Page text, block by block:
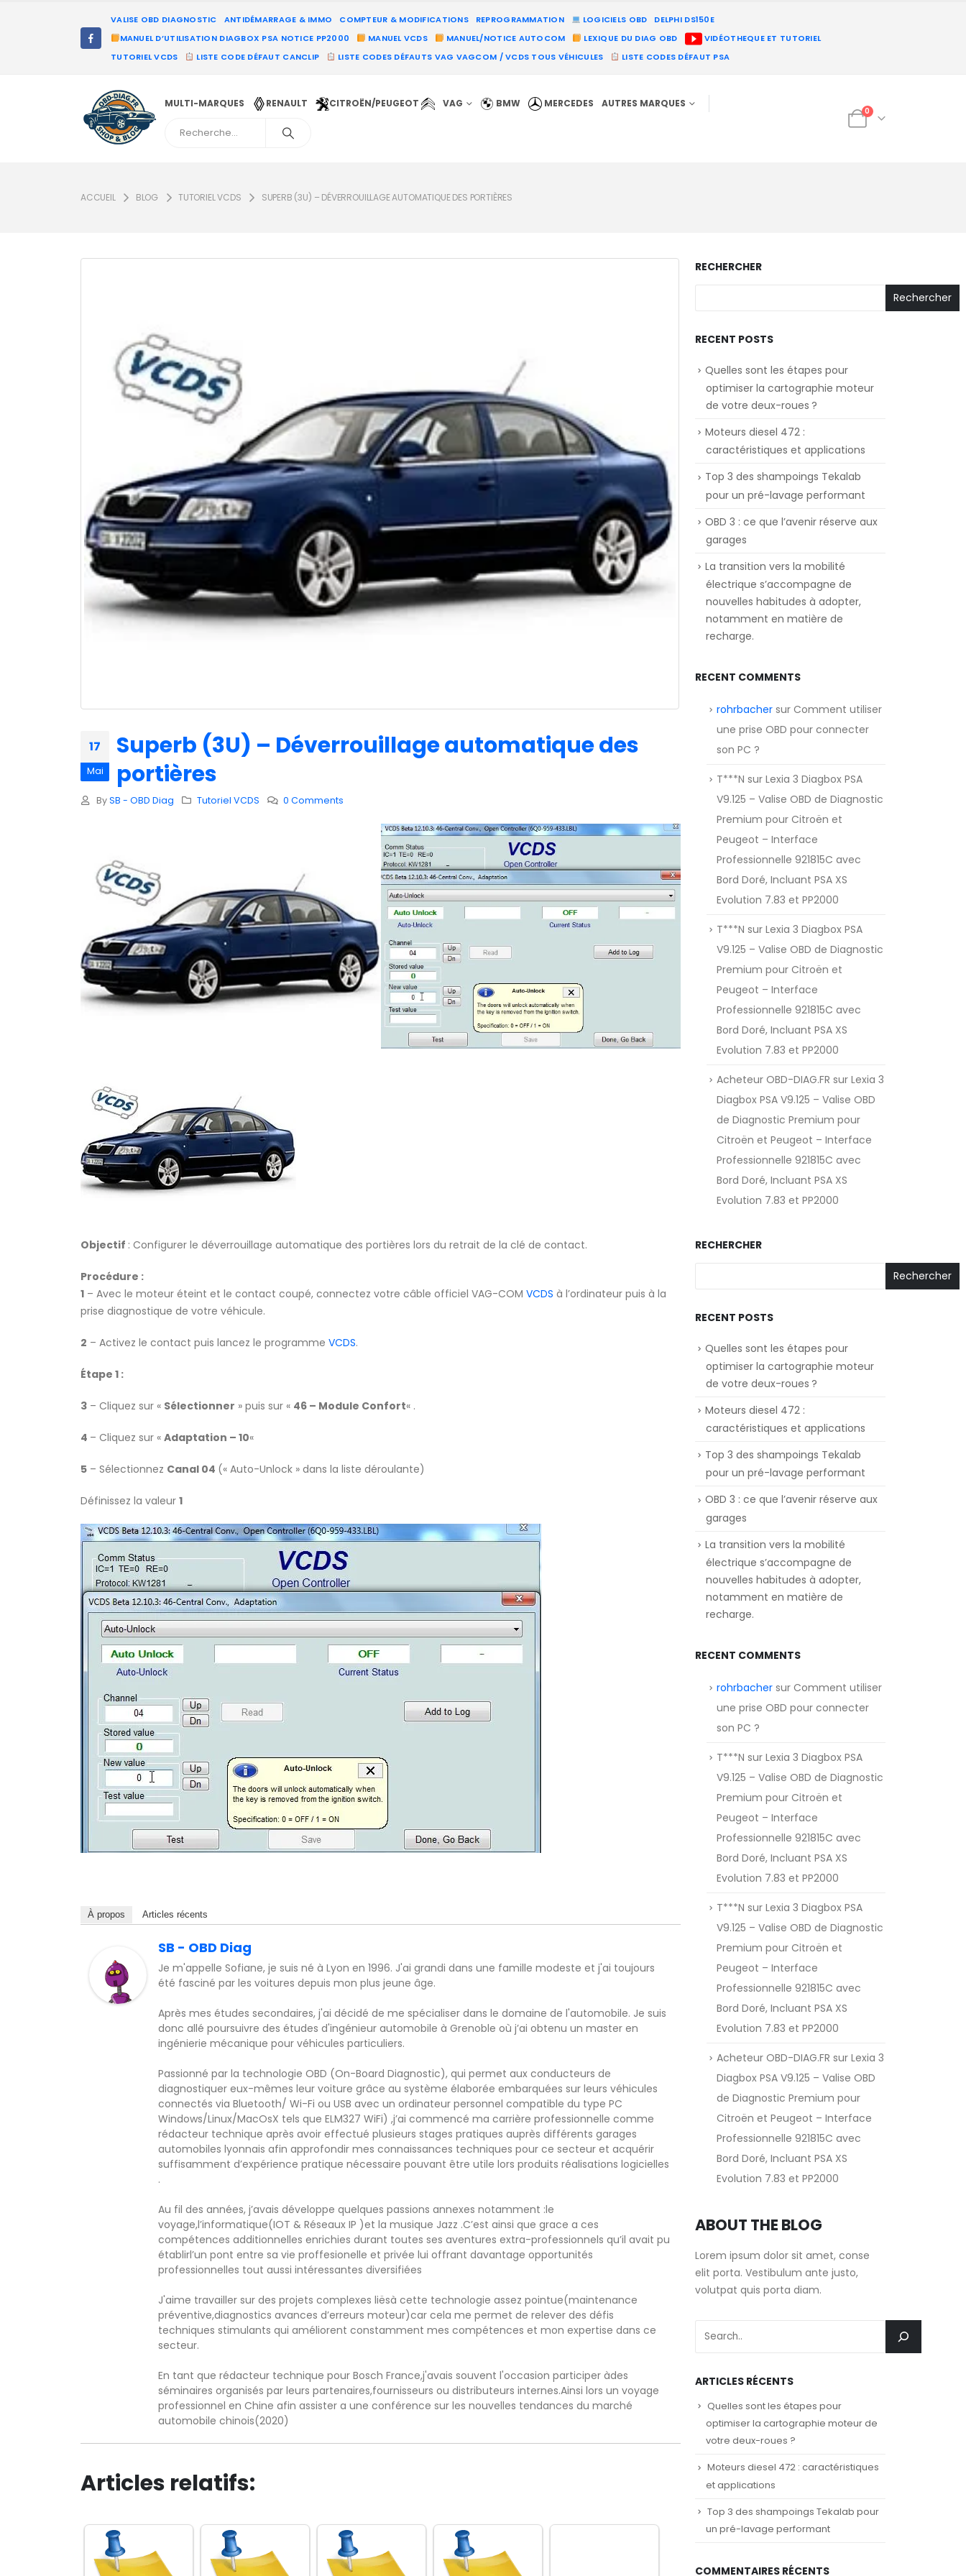
VALISE OBD DIAGNOSTIC ANTIDÉMARRAGE & IMMO COMPTEUR & MODIFICATIONS REPROGRAMMATION LOGICIELS OBD
DELPHI DS150E
MANUEL D’UTILISATION DIAGBOX PSA NOTICE PP2000
MANUEL VCDS MANUEL/NOTICE AUTOCOM LEXIQUE DU DIAG OBD
VIDÉOTHEQUE ET TUTORIEL
TUTORIEL VCDS
LISTE CODE DÉFAUT CANCLIP LISTE CODES DÉFAUTS VAG VAGCOM / VCDS TOUS VÉHICULES LISTE CODES DÉFAUT PSA
MULTI-MARQUES RENAULT CITROËN/PEUGEOT VAG BMW MERCEDES AUTRES MARQUES
0
ACCUEIL BLOG TUTORIEL VCDS SUPERB (3U) – DÉVERROUILLAGE AUTOMATIQUE DES PORTIÈRES
17
Mai
Superb (3U) – Déverrouillage automatique des
portières
By SB - OBD Diag Tutoriel VCDS 0 Comments
Objectif : Configurer le déverrouillage automatique des portières lors du retrait de la clé de contact.
Procédure :
1 – Avec le moteur éteint et le contact coupé, connectez votre câble officiel VAG-COM VCDS à l’ordinateur puis à la
prise diagnostique de votre véhicule.
2 – Activez le contact puis lancez le programme VCDS.
Étape 1 :
3 – Cliquez sur « Sélectionner » puis sur « 46 – Module Confort« .
4 – Cliquez sur « Adaptation – 10«
5 – Sélectionnez Canal 04 (« Auto-Unlock » dans la liste déroulante)
Définissez la valeur 1
À propos Articles récents
SB - OBD Diag
Je m'appelle Sofiane, je suis né à Lyon en 1996. J'ai grandi dans une famille modeste et j'ai toujours
été fasciné par les voitures depuis mon plus jeune âge.
Après mes études secondaires, j'ai décidé de me spécialiser dans le domaine de l'automobile. Je suis
donc allé poursuivre des études d'ingénieur automobile à Grenoble où j’ai obtenu un master en
ingénierie mécanique pour véhicules particuliers.
Passionné par la technologie OBD (On-Board Diagnostic), qui permet aux conducteurs de
diagnostiquer eux-mêmes leur voiture grâce au système élaborée embarquées sur leurs véhicules
connectés via Bluetooth/ Wi-Fi ou USB avec un ordinateur personnel compatible du type PC
Windows/Linux/MacOsX tels que ELM327 WiFi) ,j’ai commencé ma carrière professionnelle comme
rédacteur technique après avoir effectué plusieurs stages pratiques auprès différents garages
automobiles lyonnais afin approfondir mes connaissances techniques pour ce secteur et acquérir
suffisamment d’expérience pratique nécessaire pouvant être utile lors produits réalisations logicielles
.
Au fil des années, j’avais développe quelques passions annexes notamment :le
voyage,l’informatique(IOT & Réseaux IP )et la musique Jazz .C’est ainsi que grace a ces
compétences additionnelles enrichies durant toutes ses aventures extra-professionnels qu’il avait pu
établirl’un pont entre sa vie proffesionelle et privée lui offrant davantage opportunités
professionnelles tout aussi intéressantes diversifiées
J'aime travailler sur des projets complexes liësà cette technologie assez pointue(maintenance
préventive,diagnostics avances d’erreurs moteur)car cela me permet de relever des défis
techniques stimulants qui améliorent constamment mes compétences et mon expertise dans ce
secteur.
En tant que rédacteur technique pour Bosch France,j'avais souvent l'occasion participer àdes
séminaires organisés par leurs partenaires,fournisseurs ou distributeurs internes.Ainsi lors un voyage
professionnel en Chine afin assister a une conférence sur les nouvelles tendances du marché
automobile chinois(2020)
Articles relatifs:
RECHERCHER
Rechercher
RECENT POSTS
Quelles sont les étapes pour
optimiser la cartographie moteur
de votre deux-roues ?
Moteurs diesel 472 :
caractéristiques et applications
Top 3 des shampoings Tekalab
pour un pré-lavage performant
OBD 3 : ce que l’avenir réserve aux
garages
La transition vers la mobilité
électrique s’accompagne de
nouvelles habitudes à adopter,
notamment en matière de
recharge.
RECENT COMMENTS
rohrbacher sur Comment utiliser
une prise OBD pour connecter
son PC ?
T***N sur Lexia 3 Diagbox PSA
V9.125 – Valise OBD de Diagnostic
Premium pour Citroën et
Peugeot – Interface
Professionnelle 921815C avec
Bord Doré, Incluant PSA XS
Evolution 7.83 et PP2000
T***N sur Lexia 3 Diagbox PSA
V9.125 – Valise OBD de Diagnostic
Premium pour Citroën et
Peugeot – Interface
Professionnelle 921815C avec
Bord Doré, Incluant PSA XS
Evolution 7.83 et PP2000
Acheteur OBD-DIAG.FR sur Lexia 3
Diagbox PSA V9.125 – Valise OBD
de Diagnostic Premium pour
Citroën et Peugeot – Interface
Professionnelle 921815C avec
Bord Doré, Incluant PSA XS
Evolution 7.83 et PP2000
RECHERCHER
Rechercher
RECENT POSTS
Quelles sont les étapes pour
optimiser la cartographie moteur
de votre deux-roues ?
Moteurs diesel 472 :
caractéristiques et applications
Top 3 des shampoings Tekalab
pour un pré-lavage performant
OBD 3 : ce que l’avenir réserve aux
garages
La transition vers la mobilité
électrique s’accompagne de
nouvelles habitudes à adopter,
notamment en matière de
recharge.
RECENT COMMENTS
rohrbacher sur Comment utiliser
une prise OBD pour connecter
son PC ?
T***N sur Lexia 3 Diagbox PSA
V9.125 – Valise OBD de Diagnostic
Premium pour Citroën et
Peugeot – Interface
Professionnelle 921815C avec
Bord Doré, Incluant PSA XS
Evolution 7.83 et PP2000
T***N sur Lexia 3 Diagbox PSA
V9.125 – Valise OBD de Diagnostic
Premium pour Citroën et
Peugeot – Interface
Professionnelle 921815C avec
Bord Doré, Incluant PSA XS
Evolution 7.83 et PP2000
Acheteur OBD-DIAG.FR sur Lexia 3
Diagbox PSA V9.125 – Valise OBD
de Diagnostic Premium pour
Citroën et Peugeot – Interface
Professionnelle 921815C avec
Bord Doré, Incluant PSA XS
Evolution 7.83 et PP2000
ABOUT THE BLOG
Lorem ipsum dolor sit amet, conse
elit porta. Vestibulum ante justo,
volutpat quis porta diam.
ARTICLES RÉCENTS
Quelles sont les étapes pour
optimiser la cartographie moteur de
votre deux-roues ?
Moteurs diesel 472 : caractéristiques
et applications
Top 3 des shampoings Tekalab pour
un pré-lavage performant
COMMENTAIRES RÉCENTS